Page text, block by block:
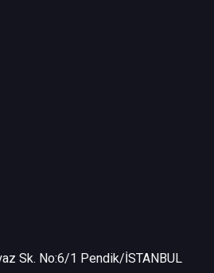
Sk. No:6/1 Pendik/İSTANBUL